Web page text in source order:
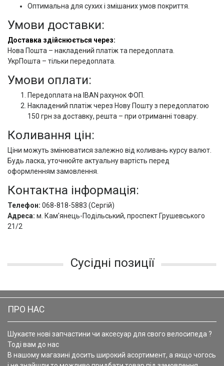
Оптимальна для сухих і змішаних умов покриття.
Умови доставки:
Доставка здійснюється через:
Нова Пошта – накладений платіж та передоплата.
УкрПошта – тільки передоплата.
Умови оплати:
Передоплата на IBAN рахунок ФОП.
Накладений платіж через Нову Пошту з передоплатою
150 грн за доставку, решта – при отриманні товару.
Коливання цін:
Ціни можуть змінюватися залежно від коливань курсу валют.
Будь ласка, уточнюйте актуальну вартість перед
оформленням замовлення.
Контактна інформація:
Телефон: 068-818-5883 (Сергій)
Адреса: м. Кам'янець-Подільський, проспект Грушевського
21/2
Сусідні позиції
ПРО НАС
Шукаєте нові запчастини чи аксесуар для свого велосипеда ?
Тоді вам до нас
В нашому магазині досить широкий асортимент, а якщо чогось